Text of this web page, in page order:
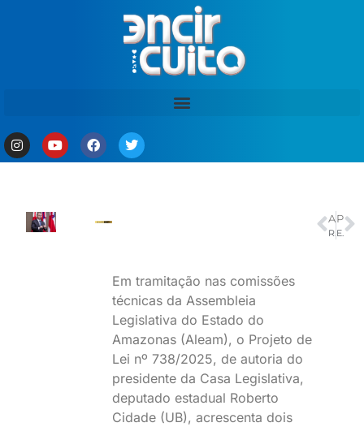
Em tramitação nas comissões
técnicas da Assembleia
Legislativa do Estado do
Amazonas (Aleam), o Projeto de
Lei nº 738/2025, de autoria do
presidente da Casa Legislativa,
deputado estadual Roberto
Cidade (UB), acrescenta dois
ANTERIOR
Rio Open confirma lista de atletas com João Fonseca e italiano Musetti
PRÓXIMO
Em Brasília, Sedecti destaca ação do MDIC para solução do impasse do PPB no polo de ar-condicionado